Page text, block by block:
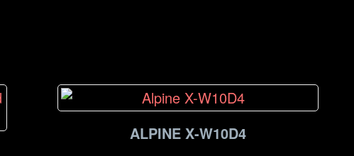
ALPINE X-W10D4